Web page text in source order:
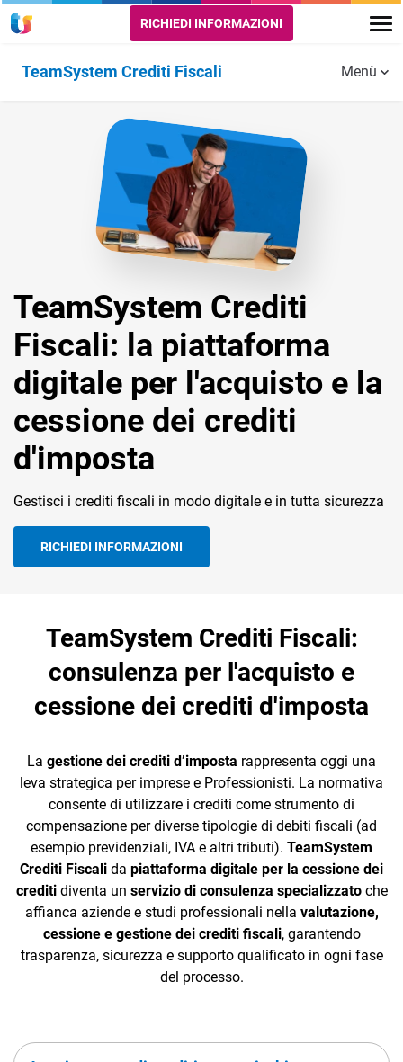
CRM
Financial Solutions
Trust Services
TeamSystem Corporate
TeamSystem Store
RICHIEDI INFORMAZIONI
TeamSystem Crediti Fiscali Menù
TeamSystem Crediti
Fiscali: la piattaforma
digitale per l'acquisto e la
cessione dei crediti
d'imposta
Gestisci i crediti fiscali in modo digitale e in tutta sicurezza
RICHIEDI INFORMAZIONI
TeamSystem Crediti Fiscali:
consulenza per l'acquisto e
cessione dei crediti d'imposta
La gestione dei crediti d’imposta rappresenta oggi una
leva strategica per imprese e Professionisti. La normativa
consente di utilizzare i crediti come strumento di
compensazione per diverse tipologie di debiti fiscali (ad
esempio previdenziali, IVA e altri tributi). TeamSystem
Crediti Fiscali da piattaforma digitale per la cessione dei
crediti diventa un servizio di consulenza specializzatoche
affianca aziende e studi professionali nella valutazione,
cessione e gestione dei crediti fiscali, garantendo
trasparenza, sicurezza e supporto qualificato in ogni fase
del processo.